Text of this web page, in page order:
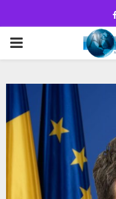
PRIMARY